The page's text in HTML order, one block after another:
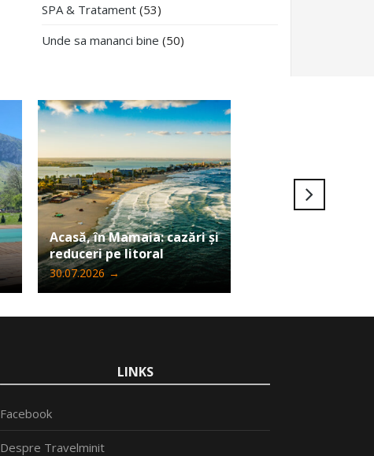
SPA & Tratament (53)
Unde sa mananci bine (50)
Acasă, în Mamaia: cazări și
reduceri pe litoral
30.07.2026 →
LINKS
Facebook
Despre Travelminit